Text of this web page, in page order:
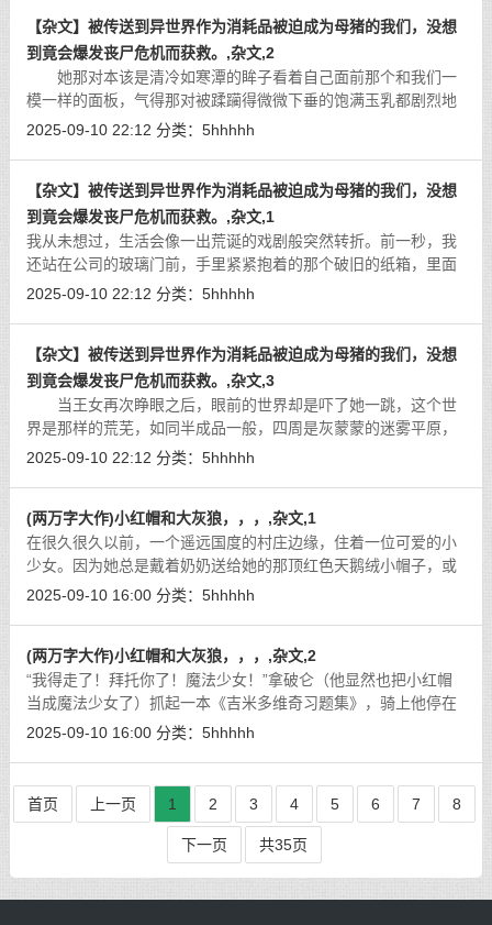
【杂文】被传送到异世界作为消耗品被迫成为母猪的我们，没想
到竟会爆发丧尸危机而获救。,杂文,2
她那对本该是清冷如寒潭的眸子看着自己面前那个和我们一
模一样的面板，气得那对被蹂躏得微微下垂的饱满玉乳都剧烈地
起伏着。 [详细]
2025-09-10 22:12 分类： 5hhhhh
【杂文】被传送到异世界作为消耗品被迫成为母猪的我们，没想
到竟会爆发丧尸危机而获救。,杂文,1
我从未想过，生活会像一出荒诞的戏剧般突然转折。前一秒，我
还站在公司的玻璃门前，手里紧紧抱着的那个破旧的纸箱，里面
塞着我本就不多私人物品,显得我从未来过这里,高温的夏日阳光刺
2025-09-10 22:12 分类： 5hhhhh
【杂文】被传送到异世界作为消耗品被迫成为母猪的我们，没想
到竟会爆发丧尸危机而获救。,杂文,3
当王女再次睁眼之后，眼前的世界却是吓了她一跳，这个世
界是那样的荒芜，如同半成品一般，四周是灰蒙蒙的迷雾平原，
到处是灰蒙蒙的虚空背景，地面布满诡异的紫色符文，她们刚落
2025-09-10 22:12 分类： 5hhhhh
(两万字大作)小红帽和大灰狼，，，,杂文,1
在很久很久以前，一个遥远国度的村庄边缘，住着一位可爱的小
少女。因为她总是戴着奶奶送给她的那顶红色天鹅绒小帽子，或
者说，是那件连着帽子的红色短斗篷，所以大家都叫她“小红
2025-09-10 16:00 分类： 5hhhhh
(两万字大作)小红帽和大灰狼，，，,杂文,2
“我得走了！拜托你了！魔法少女！”拿破仑（他显然也把小红帽
当成魔法少女了）抓起一本《吉米多维奇习题集》，骑上他停在
旁边的白马（一辆共享电动车），火急火燎地冲出了体育馆。
2025-09-10 16:00 分类： 5hhhhh
首页 上一页 1 2 3 4 5 6 7 8
下一页 共35页